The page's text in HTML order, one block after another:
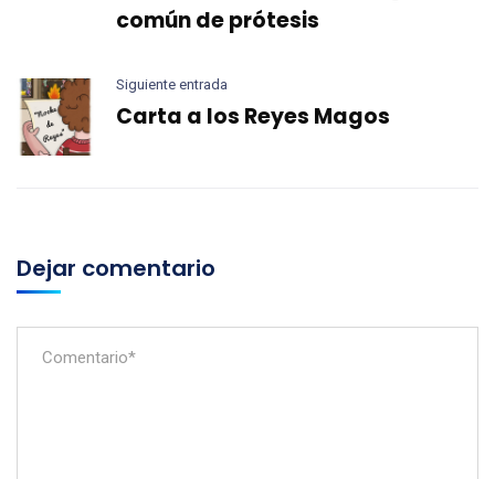
común de prótesis
Siguiente entrada
Carta a los Reyes Magos
Dejar comentario